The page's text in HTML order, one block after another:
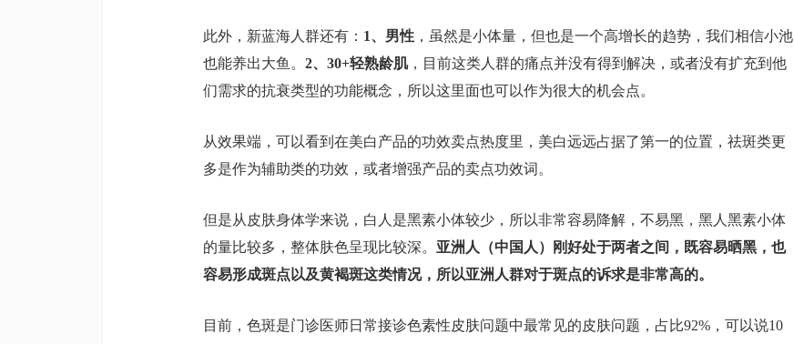
此外，新蓝海人群还有： 1、男性 ，虽然是小体量，但也是一个高增长的趋势，我们相信小池
也能养出大鱼。 2、30+轻熟龄肌，目前这类人群的痛点并没有得到解决，或者没有扩充到他
们需求的抗衰类型的功能概念，所以这里面也可以作为很大的机会点。
从效果端，可以看到在美白产品的功效卖点热度里，美白远远占据了第一的位置，祛斑类更
多是作为辅助类的功效，或者增强产品的卖点功效词。
但是从皮肤身体学来说，白人是黑素小体较少，所以非常容易降解，不易黑，黑人黑素小体
的量比较多，整体肤色呈现比较深。 亚洲人（中国人）刚好处于两者之间，既容易晒黑，也
容易形成斑点以及黄褐斑这类情况，所以亚洲人群对于斑点的诉求是非常高的。
目前，色斑是门诊医师日常接诊色素性皮肤问题中最常见的皮肤问题，占比92%，可以说10